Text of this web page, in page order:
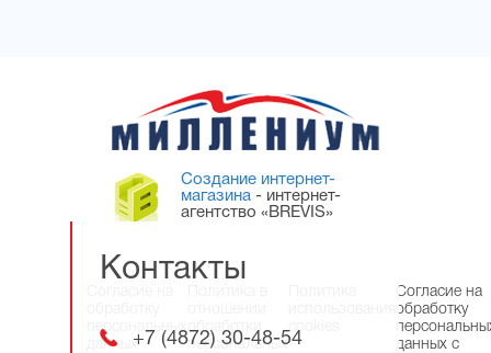
Контакты
+7 (4872) 30-48-54
Создание интернет-
магазина - интернет-
агентство «BREVIS»
персональных
данных
обработки
персональных
cookies
Согласие на
обработку
данных с